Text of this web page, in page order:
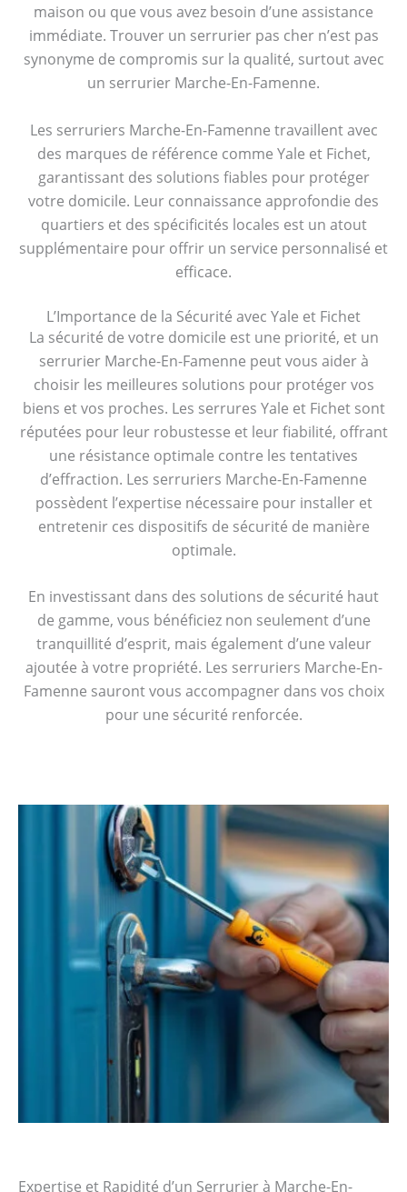
maison ou que vous avez besoin d’une assistance
immédiate. Trouver un serrurier pas cher n’est pas
synonyme de compromis sur la qualité, surtout avec
un serrurier Marche-En-Famenne.
Les serruriers Marche-En-Famenne travaillent avec
des marques de référence comme Yale et Fichet,
garantissant des solutions fiables pour protéger
votre domicile. Leur connaissance approfondie des
quartiers et des spécificités locales est un atout
supplémentaire pour offrir un service personnalisé et
efficace.
L’Importance de la Sécurité avec Yale et Fichet
La sécurité de votre domicile est une priorité, et un
serrurier Marche-En-Famenne peut vous aider à
choisir les meilleures solutions pour protéger vos
biens et vos proches. Les serrures Yale et Fichet sont
réputées pour leur robustesse et leur fiabilité, offrant
une résistance optimale contre les tentatives
d’effraction. Les serruriers Marche-En-Famenne
possèdent l’expertise nécessaire pour installer et
entretenir ces dispositifs de sécurité de manière
optimale.
En investissant dans des solutions de sécurité haut
de gamme, vous bénéficiez non seulement d’une
tranquillité d’esprit, mais également d’une valeur
ajoutée à votre propriété. Les serruriers Marche-En-
Famenne sauront vous accompagner dans vos choix
pour une sécurité renforcée.
Expertise et Rapidité d’un Serrurier à Marche-En-